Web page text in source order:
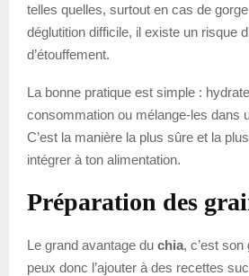
telles quelles, surtout en cas de
déglutition difficile, il existe un risque
d’étouffement.
La bonne pratique est simple :
consommation ou mélange-les dans
C’est la manière la plus sûre et la
intégrer à ton alimentation.
Préparation des
Le grand avantage du chia, c’est
peux donc l’ajouter à des recettes